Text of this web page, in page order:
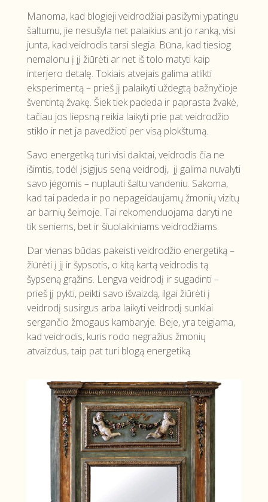
Manoma, kad blogieji veidrodžiai pasižymi ypatingu
šaltumu, jie nesušyla net palaikius ant jo ranką, visi
junta, kad veidrodis tarsi slegia. Būna, kad tiesiog
nemalonu į jį žiūrėti ar net iš tolo matyti kaip
interjero detalę. Tokiais atvejais galima atlikti
eksperimentą – prieš jį palaikyti uždegtą bažnyčioje
šventintą žvakę. Šiek tiek padeda ir paprasta žvakė,
tačiau jos liepsną reikia laikyti prie pat veidrodžio
stiklo ir net ja pavedžioti per visą plokštumą.
Savo energetiką turi visi daiktai, veidrodis čia ne
išimtis, todėl įsigijus seną veidrodį, jį galima nuvalyti
savo jėgomis – nuplauti šaltu vandeniu. Sakoma,
kad tai padeda ir po nepageidaujamų žmonių vizitų
ar barnių šeimoje. Tai rekomenduojama daryti ne
tik seniems, bet ir šiuolaikiniams veidrodžiams.
Dar vienas būdas pakeisti veidrodžio energetiką –
žiūrėti į jį ir šypsotis, o kitą kartą veidrodis tą
šypseną grąžins. Lengva veidrodį ir sugadinti –
prieš jį pykti, peikti savo išvaizdą, ilgai žiūrėti į
veidrodį susirgus arba laikyti veidrodį sunkiai
sergančio žmogaus kambaryje. Beje, yra teigiama,
kad veidrodis, kuris rodo negražius žmonių
atvaizdus, taip pat turi blogą energetiką.